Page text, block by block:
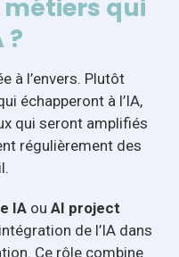
métiers qui
?
à l’envers. Plutôt
échapperont à l’IA,
qui seront amplifiés
régulièrement des
IA ou AI project
de l’IA dans
Ce rôle combine